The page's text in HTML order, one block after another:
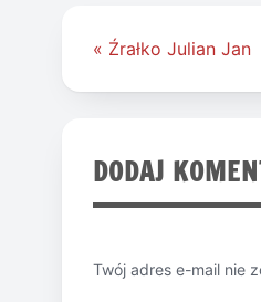
Nawigacja
« Źrałko Julian Jan
DODAJ
Twój adres e-mail nie